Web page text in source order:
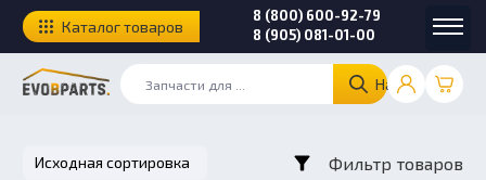
Найти
8 (800) 600-92-79
8 (905) 081-01-00
Каталог товаров
Фильтр товаров